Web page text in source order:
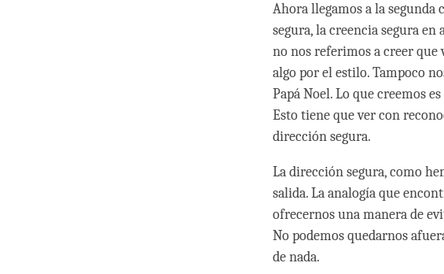
Ahora llegamos a la segunda
segura, la creencia segura en
no nos referimos a creer que
algo por el estilo. Tampoco
Papá Noel. Lo que creemos
Esto tiene que ver con
dirección segura.
La dirección segura, como
salida. La analogía que
ofrecernos una manera de
No podemos quedarnos
de nada.